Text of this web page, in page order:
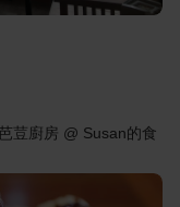
荳廚房 @ Susan的食